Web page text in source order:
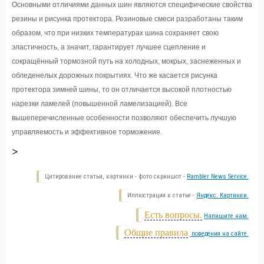
Основными отличиями данных шин являются специфические свойства
резины и рисунка протектора. Резиновые смеси разработаны таким
образом, что при низких температурах шина сохраняет свою
эластичность, а значит, гарантирует лучшее сцепление и
сокращённый тормозной путь на холодных, мокрых, заснеженных и
обледенелых дорожных покрытиях. Что же касается рисунка
протектора зимней шины, то он отличается высокой плотностью
нарезки ламелей (повышенной ламелизацией). Все
вышеперечисленные особенности позволяют обеспечить лучшую
управляемость и эффективное торможение.
>
Цитирование статьи, картинки - фото скриншот - Rambler News Service.
Иллюстрация к статье - Яндекс. Картинки.
Есть вопросы. Напишите нам.
Общие правила поведения на сайте.